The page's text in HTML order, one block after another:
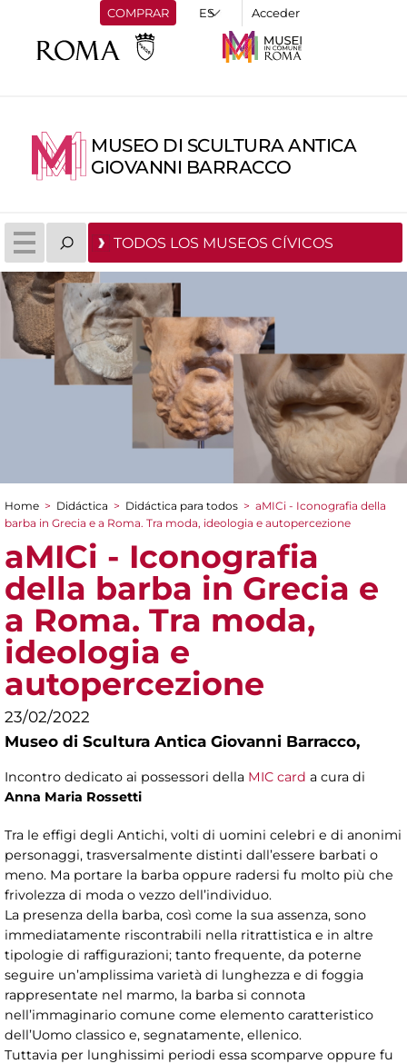
COMPRAR Acceder
MUSEO DI SCULTURA ANTICA
GIOVANNI BARRACCO
TODOS LOS MUSEOS CÍVICOS
You are here
Home > Didáctica > Didáctica para todos > aMICi - Iconografia della
barba in Grecia e a Roma. Tra moda, ideologia e autopercezione
aMICi - Iconografia
della barba in Grecia e
a Roma. Tra moda,
ideologia e
autopercezione
23/02/2022
Museo di Scultura Antica Giovanni Barracco,
Incontro dedicato ai possessori della MIC card a cura di
Anna Maria Rossetti
Tra le effigi degli Antichi, volti di uomini celebri e di anonimi
personaggi, trasversalmente distinti dall’essere barbati o
meno. Ma portare la barba oppure radersi fu molto più che
frivolezza di moda o vezzo dell’individuo.
La presenza della barba, così come la sua assenza, sono
immediatamente riscontrabili nella ritrattistica e in altre
tipologie di raffigurazioni; tanto frequente, da poterne
seguire un’amplissima varietà di lunghezza e di foggia
rappresentate nel marmo, la barba si connota
nell’immaginario comune come elemento caratteristico
dell’Uomo classico e, segnatamente, ellenico.
Tuttavia per lunghissimi periodi essa scomparve oppure fu